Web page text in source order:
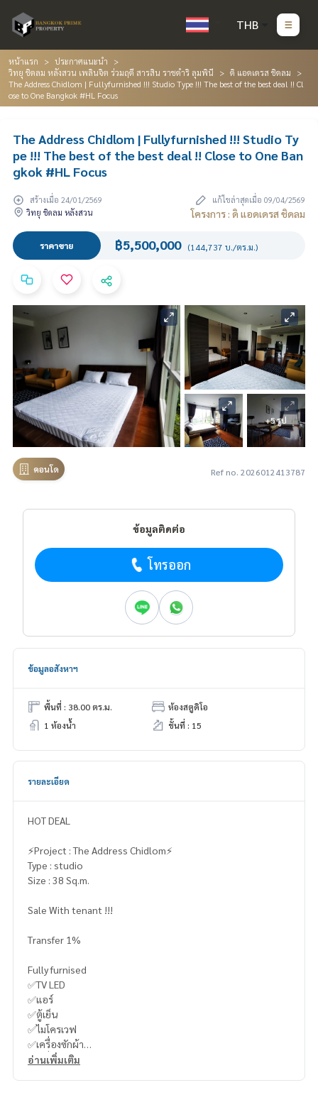
THB
หน้าแรก
ประกาศแนะนำ
วิทยุ ชิดลม หลังสวน เพลินจิต ร่วมฤดี สารสิน ราชดำริ ลุมพินี
ดิ แอดเดรส ชิดลม
The Address Chidlom | Fullyfurnished !!! Studio Type !!! The best of the best deal !! Cl
ose to One Bangkok #HL Focus
The Address Chidlom | Fullyfurnished !!! Studio Ty
pe !!! The best of the best deal !! Close to One Ban
gkok #HL Focus
สร้างเมื่อ 24/01/2569
แก้ไขล่าสุดเมื่อ 09/04/2569
วิทยุ ชิดลม หลังสวน
โครงการ : ดิ แอดเดรส ชิดลม
ราคาขาย ฿5,500,000 (144,737 บ./ตร.ม.)
+5 รูป
คอนโด Ref no. 2026012413787
ข้อมูลติดต่อ
โทรออก
ข้อมูลอสังหาฯ
พื้นที่ : 38.00 ตร.ม.
ห้องสตูดิโอ
1 ห้องน้ำ
ชั้นที่ : 15
รายละเอียด
HOT DEAL
⚡️Project : The Address Chidlom⚡️
Type : studio
Size : 38 Sq.m.
Sale With tenant !!!
Transfer 1%
Fully furnised
✅TV LED
✅แอร์
✅ตู้เย็น
✅ไมโครเวฟ
✅เครื่องซักผ้า
✅เครื่องทำน้ำอุ่น
อ่านเพิ่มเติม